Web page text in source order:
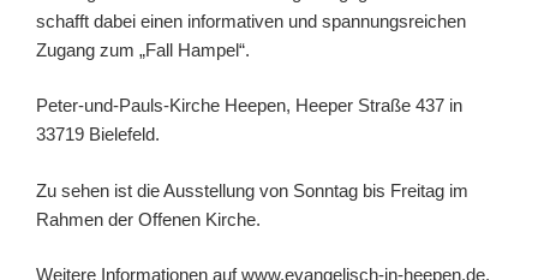
schafft dabei einen informativen und spannungsreichen
Zugang zum „Fall Hampel“.
Peter-und-Pauls-Kirche Heepen, Heeper Straße 437 in
33719 Bielefeld.
Zu sehen ist die Ausstellung von Sonntag bis Freitag im
Rahmen der Offenen Kirche.
Weitere Informationen auf www.evangelisch-in-heepen.de.